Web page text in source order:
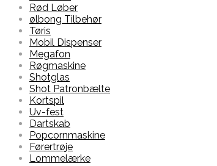
Rød Løber
ølbong Tilbehør
Tøris
Mobil Dispenser
Megafon
Røgmaskine
Shotglas
Shot Patronbælte
Kortspil
Uv-fest
Dartskab
Popcornmaskine
Førertrøje
Lommelærke